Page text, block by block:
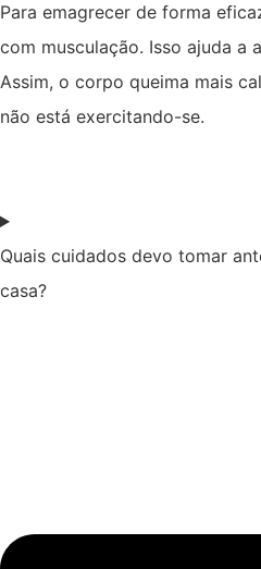
Para emagrecer de forma
com musculação. Isso ajuda a
Assim, o corpo queima mais
não está exercitando-se.
Quais cuidados devo tomar
casa?